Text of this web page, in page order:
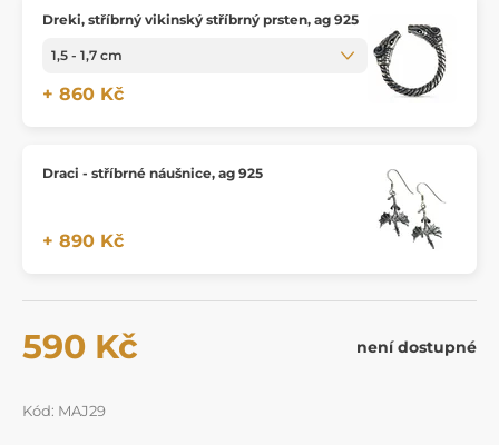
Dreki, stříbrný vikinský stříbrný prsten, ag 925
+ 860 Kč
Draci - stříbrné náušnice, ag 925
+ 890 Kč
590 Kč není dostupné
Kód: MAJ29